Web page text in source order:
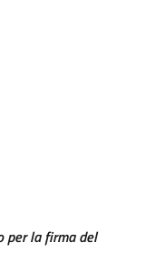
per la firma del